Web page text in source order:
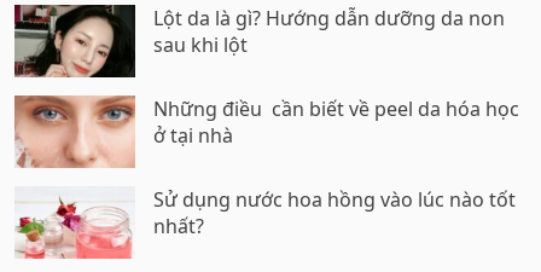
Lột da là gì? Hướng dẫn dưỡng da non
sau khi lột
Những điều cần biết về peel da hóa học
ở tại nhà
Sử dụng nước hoa hồng vào lúc nào tốt
nhất?